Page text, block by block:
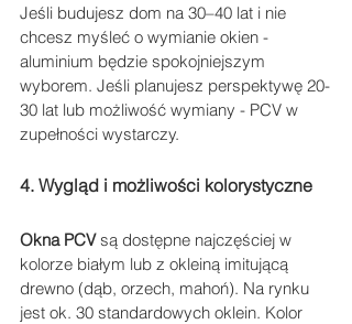
Jeśli budujesz dom na 30–40 lat i nie
chcesz myśleć o wymianie okien -
aluminium będzie spokojniejszym
wyborem. Jeśli planujesz perspektywę 20-
30 lat lub możliwość wymiany - PCV w
zupełności wystarczy.
4. Wygląd i możliwości kolorystyczne
Okna PCV są dostępne najczęściej w
kolorze białym lub z okleiną imitującą
drewno (dąb, orzech, mahoń). Na rynku
jest ok. 30 standardowych oklein. Kolor